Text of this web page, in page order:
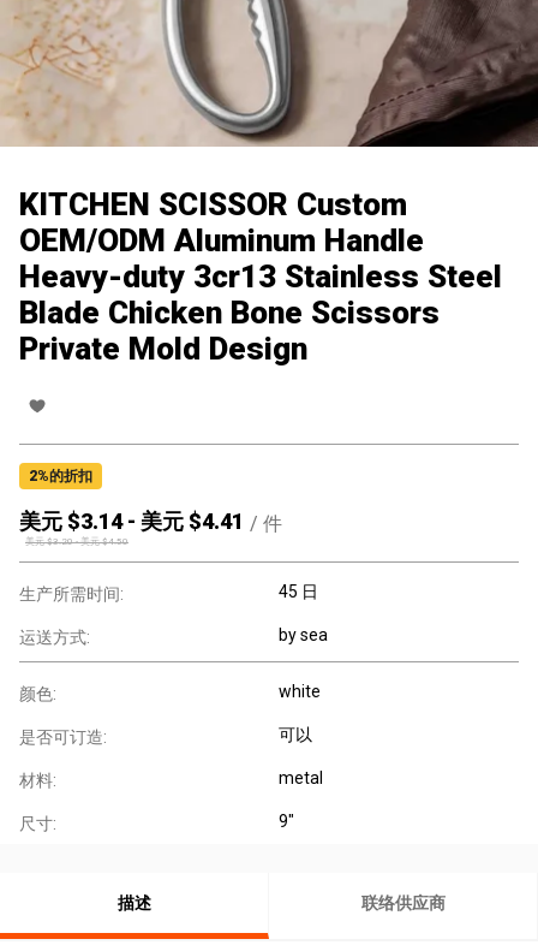
KITCHEN SCISSOR Custom
OEM/ODM Aluminum Handle
Heavy-duty 3cr13 Stainless Steel
Blade Chicken Bone Scissors
Private Mold Design
2%的折扣
美元 $3.14- 美元 $4.41 / 件
美元 $3.20-美元 $4.50
生产所需时间: 45 日
运送方式: by sea
颜色: white
是否可订造: 可以
材料: metal
尺寸: 9"
描述 联络供应商